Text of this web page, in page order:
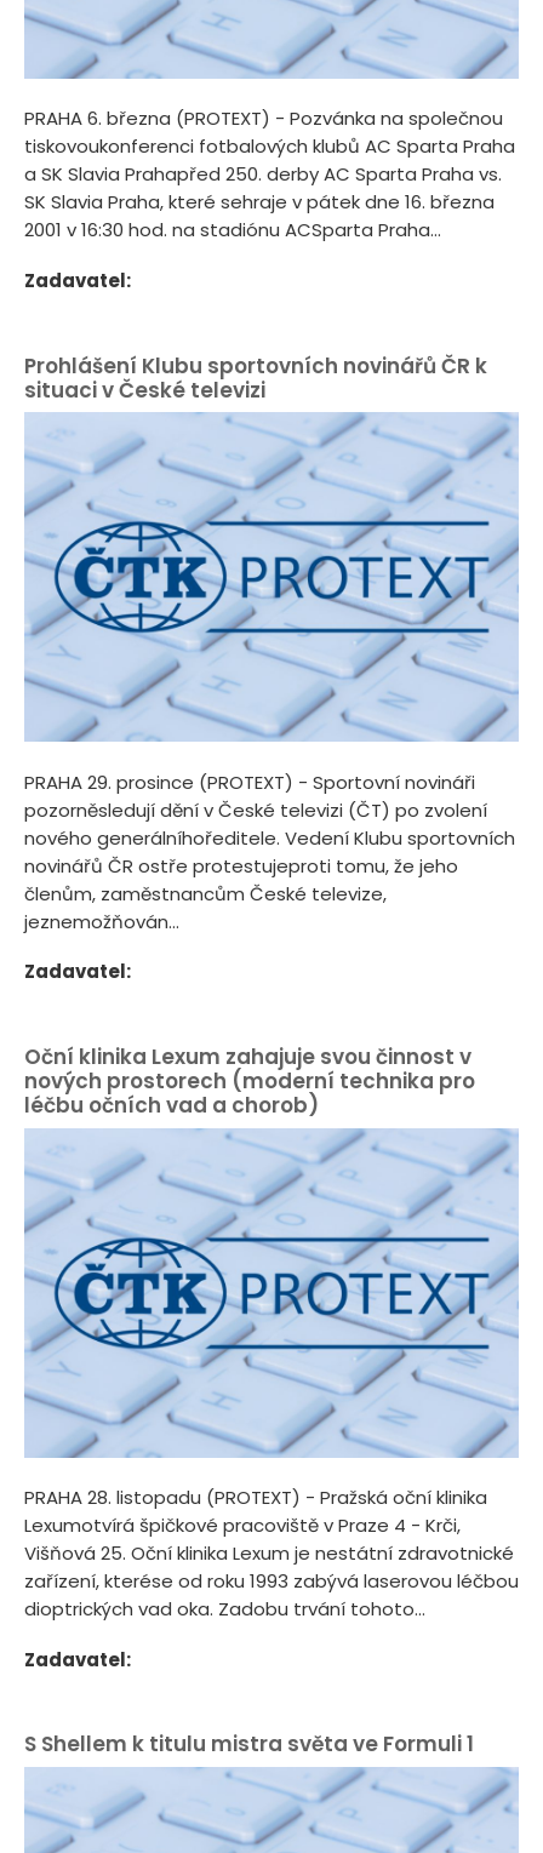
PRAHA 6. března (PROTEXT) - Pozvánka na společnou
tiskovoukonferenci fotbalových klubů AC Sparta Praha
a SK Slavia Prahapřed 250. derby AC Sparta Praha vs.
SK Slavia Praha, které sehraje v pátek dne 16. března
2001 v 16:30 hod. na stadiónu ACSparta Praha...
Zadavatel:
Prohlášení Klubu sportovních novinářů ČR k
situaci v České televizi
PRAHA 29. prosince (PROTEXT) - Sportovní novináři
pozorněsledují dění v České televizi (ČT) po zvolení
nového generálníhoředitele. Vedení Klubu sportovních
novinářů ČR ostře protestujeproti tomu, že jeho
členům, zaměstnancům České televize,
jeznemožňován...
Zadavatel:
Oční klinika Lexum zahajuje svou činnost v
nových prostorech (moderní technika pro
léčbu očních vad a chorob)
PRAHA 28. listopadu (PROTEXT) - Pražská oční klinika
Lexumotvírá špičkové pracoviště v Praze 4 - Krči,
Višňová 25. Oční klinika Lexum je nestátní zdravotnické
zařízení, kterése od roku 1993 zabývá laserovou léčbou
dioptrických vad oka. Zadobu trvání tohoto...
Zadavatel:
S Shellem k titulu mistra světa ve Formuli 1